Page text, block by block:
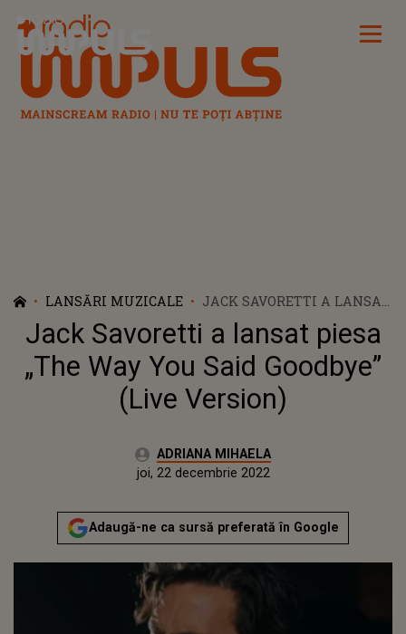
Radio Impuls
LANSĂRI MUZICALE
JACK SAVORETTI A LANSAT
PIESA „THE WAY YOU SAID
GOODBYE” (LIVE VERSION)
Jack Savoretti a lansat piesa
„The Way You Said Goodbye”
(Live Version)
Autor:ADRIANA MIHAELA
miercuri, 22 decembrie 2021
Actualizat:
joi, 22 decembrie 2022
Adaugă-ne ca sursă preferată în Google